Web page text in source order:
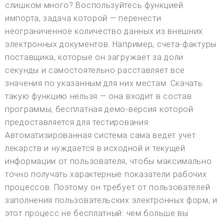
слишком много? Воспользуйтесь функцией
импорта, задача которой — перенести
неограниченное количество данных из внешних
электронных документов. Например, счета-фактуры
поставщика, которые он загружает за доли
секунды и самостоятельно расставляет все
значения по указанным для них местам. Скачать
такую функцию нельзя — она входит в состав
программы, бесплатная демо-версия которой
предоставляется для тестирования.
Автоматизированная система сама ведет учет
лекарств и нуждается в исходной и текущей
информации от пользователя, чтобы максимально
точно получать характерные показатели рабочих
процессов. Поэтому он требует от пользователей
заполнения пользовательских электронных форм, и
этот процесс не бесплатный: чем больше вы